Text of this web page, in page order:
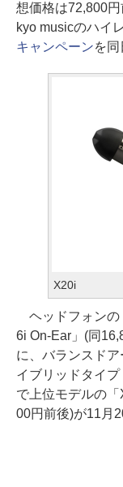
想価格は72,800
kyo musicのハイ
キャンペーンを
X20i
ヘッドフォンの
6i On-Ear」(同
に、バランスド
イブリッドタイ
で上位モデルの
00円前後)が11月